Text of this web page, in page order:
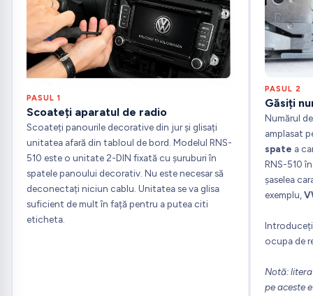
PASUL 1
Scoateți aparatul de radio
Scoateți panourile decorative din jur și glisați
unitatea afară din tabloul de bord. Modelul RNS-
510 este o unitate 2-DIN fixată cu șuruburi în
spatele panoului decorativ. Nu este necesar să
deconectați niciun cablu. Unitatea se va glisa
suficient de mult în față pentru a putea citi
eticheta.
PASUL 2
Găsiți
Numărul
amplasat
spate a
RNS-510
șaselea
exemplu,
ocupa de
Notă:
pe aceste